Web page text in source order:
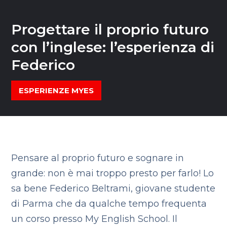
Progettare il proprio futuro
con l’inglese: l’esperienza di
Federico
ESPERIENZE MYES
Pensare al proprio futuro e sognare in
grande: non è mai troppo presto per farlo! Lo
sa bene Federico Beltrami, giovane studente
di Parma che da qualche tempo frequenta
un corso presso My English School. Il